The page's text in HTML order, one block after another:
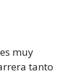
muy
tanto